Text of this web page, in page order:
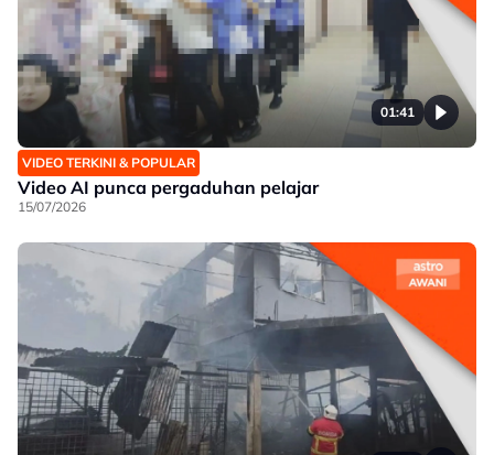
01:41
VIDEO TERKINI & POPULAR
Video AI punca pergaduhan pelajar
15/07/2026